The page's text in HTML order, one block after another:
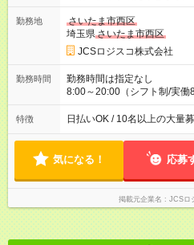
ど！ ・主要都市エリア 月収55万円／週5日稼働 月収65万~112
万円／週6日稼働 ・地方郊外エリア 月収40万円／週5日稼働 月
収40万円~50万円／週6日稼働 ＜モデルイメージ＞ ■月収50万
円 (27歳男性/江東区在住)※
(日休み) ■月収80万円(43歳男性/墨田区在住)※元営業 1日200個
勤務地
さいたま市西区
埼玉県さいたま市西区
JCSロジスコ株式会社
勤務時間
勤務時間は指定なし
8:00～20:00（シフト制/実
は週4も有り） ※配達状況に
案件により多少の前後あり
特徴 日払いOK / 10名以上の大量
気になる！ 応募
掲載元企業名 JCSロ